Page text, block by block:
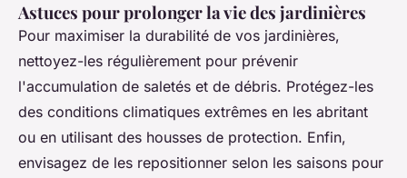
Astuces pour prolonger la vie des jardinières
Pour maximiser la durabilité de vos jardinières,
nettoyez-les régulièrement pour prévenir
l'accumulation de saletés et de débris. Protégez-les
des conditions climatiques extrêmes en les abritant
ou en utilisant des housses de protection. Enfin,
envisagez de les repositionner selon les saisons pour